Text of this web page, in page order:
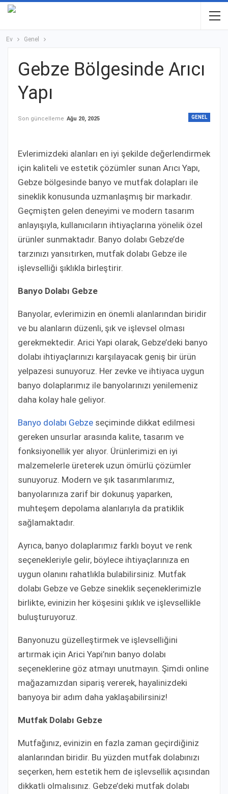
Ev Genel
Gebze Bölgesinde Arıcı
Yapı
GENEL
Son güncelleme Ağu 20, 2025
Evlerimizdeki alanları en iyi şekilde değerlendirmek
için kaliteli ve estetik çözümler sunan Arıcı Yapı,
Gebze bölgesinde banyo ve mutfak dolapları ile
sineklik konusunda uzmanlaşmış bir markadır.
Geçmişten gelen deneyimi ve modern tasarım
anlayışıyla, kullanıcıların ihtiyaçlarına yönelik özel
ürünler sunmaktadır. Banyo dolabı Gebze’de
tarzınızı yansıtırken, mutfak dolabı Gebze ile
işlevselliği şıklıkla birleştirir.
Banyo Dolabı Gebze
Banyolar, evlerimizin en önemli alanlarından biridir
ve bu alanların düzenli, şık ve işlevsel olması
gerekmektedir. Arici Yapi olarak, Gebze’deki banyo
dolabı ihtiyaçlarınızı karşılayacak geniş bir ürün
yelpazesi sunuyoruz. Her zevke ve ihtiyaca uygun
banyo dolaplarımız ile banyolarınızı yenilemeniz
daha kolay hale geliyor.
Banyo dolabı Gebze seçiminde dikkat edilmesi
gereken unsurlar arasında kalite, tasarım ve
fonksiyonellik yer alıyor. Ürünlerimizi en iyi
malzemelerle üreterek uzun ömürlü çözümler
sunuyoruz. Modern ve şık tasarımlarımız,
banyolarınıza zarif bir dokunuş yaparken,
muhteşem depolama alanlarıyla da pratiklik
sağlamaktadır.
Ayrıca, banyo dolaplarımız farklı boyut ve renk
seçenekleriyle gelir, böylece ihtiyaçlarınıza en
uygun olanını rahatlıkla bulabilirsiniz. Mutfak
dolabı Gebze ve Gebze sineklik seçeneklerimizle
birlikte, evinizin her köşesini şıklık ve işlevsellikle
buluşturuyoruz.
Banyonuzu güzelleştirmek ve işlevselliğini
artırmak için Arici Yapi’nın banyo dolabı
seçeneklerine göz atmayı unutmayın. Şimdi online
mağazamızdan sipariş vererek, hayalinizdeki
banyoya bir adım daha yaklaşabilirsiniz!
Mutfak Dolabı Gebze
Mutfağınız, evinizin en fazla zaman geçirdiğiniz
alanlarından biridir. Bu yüzden mutfak dolabınızı
seçerken, hem estetik hem de işlevsellik açısından
dikkatli olmalısınız. Gebze’deki mutfak dolabı